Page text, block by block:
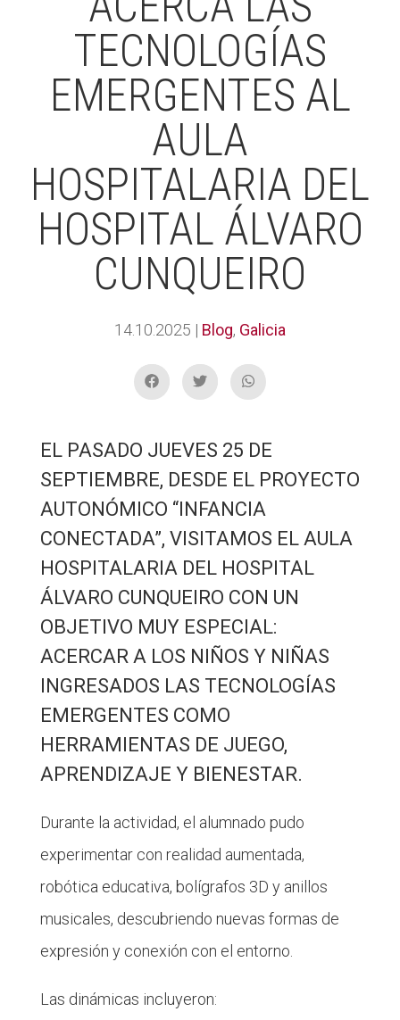
TECNOLOGÍAS
EMERGENTES AL
AULA
HOSPITALARIA DEL
HOSPITAL ÁLVARO
CUNQUEIRO
14.10.2025 | Blog, Galicia
EL PASADO JUEVES 25 DE
SEPTIEMBRE, DESDE EL PROYECTO
AUTONÓMICO “INFANCIA
CONECTADA”, VISITAMOS EL AULA
HOSPITALARIA DEL HOSPITAL
ÁLVARO CUNQUEIRO CON UN
OBJETIVO MUY ESPECIAL:
ACERCAR A LOS NIÑOS Y NIÑAS
INGRESADOS LAS TECNOLOGÍAS
EMERGENTES COMO
HERRAMIENTAS DE JUEGO,
APRENDIZAJE Y BIENESTAR.
Durante la actividad, el alumnado pudo
experimentar con realidad aumentada,
robótica educativa, bolígrafos 3D y anillos
musicales, descubriendo nuevas formas de
expresión y conexión con el entorno.
Las dinámicas incluyeron: